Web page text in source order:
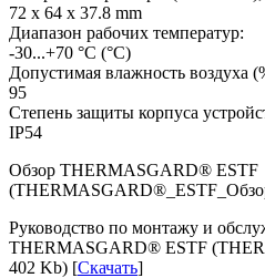
72 x 64 x 37.8 mm
Диапазон рабочих температур:
-30...+70 °C (°С)
Допустимая влажность воздуха
95
Степень защиты корпуса
IP54
Обзор THERMASGARD® ESTF
Руководство по монтажу и
THERMASGARD® ESTF
402 Kb) [Скачать]